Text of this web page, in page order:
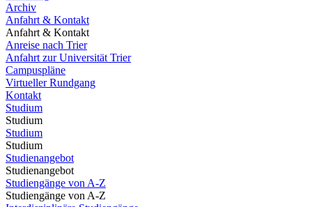
Archiv
Anfahrt & Kontakt
Anfahrt & Kontakt
Anreise nach Trier
Anfahrt zur Universität Trier
Campuspläne
Virtueller Rundgang
Kontakt
Studium
Studium
Studium
Studium
Studienangebot
Studienangebot
Studiengänge von A-Z
Studiengänge von A-Z